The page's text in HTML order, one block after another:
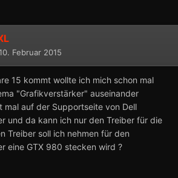
Februar 2015
15 kommt wollte ich mich schon mal
"Grafikverstärker" auseinander
mal auf der Supportseite von Dell
und da kann ich nur den Treiber für die
Treiber soll ich nehmen für den
eine GTX 980 stecken wird ?